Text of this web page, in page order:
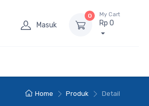
Masuk
0 My Cart
Rp 0
Home Produk Detail